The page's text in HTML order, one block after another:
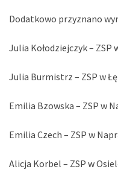
Dodatkowo przyznano
Julia Kołodziejczyk – ZSP
Julia Burmistrz – ZSP w
Emilia Bzowska – ZSP w
Emilia Czech – ZSP w
Alicja Korbel – ZSP w